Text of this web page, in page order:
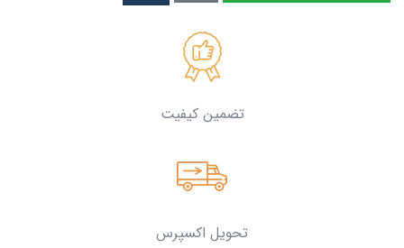
تضمین کیفیت
تحویل اکسپرس